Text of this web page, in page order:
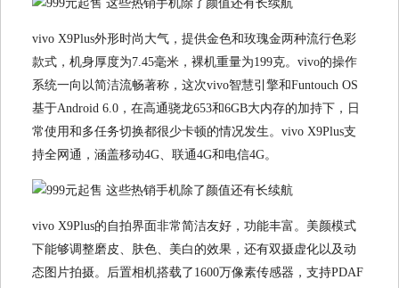
vivo X9Plus外形时尚大气，提供金色和玫瑰金两种流行色彩
款式，机身厚度为7.45毫米，裸机重量为199克。vivo的操作
系统一向以简洁流畅著称，这次vivo智慧引擎和Funtouch OS
基于Android 6.0，在高通骁龙653和6GB大内存的加持下，日
常使用和多任务切换都很少卡顿的情况发生。vivo X9Plus支
持全网通，涵盖移动4G、联通4G和电信4G。
vivo X9Plus的自拍界面非常简洁友好，功能丰富。美颜模式
下能够调整磨皮、肤色、美白的效果，还有双摄虚化以及动
态图片拍摄。后置相机搭载了1600万像素传感器，支持PDAF